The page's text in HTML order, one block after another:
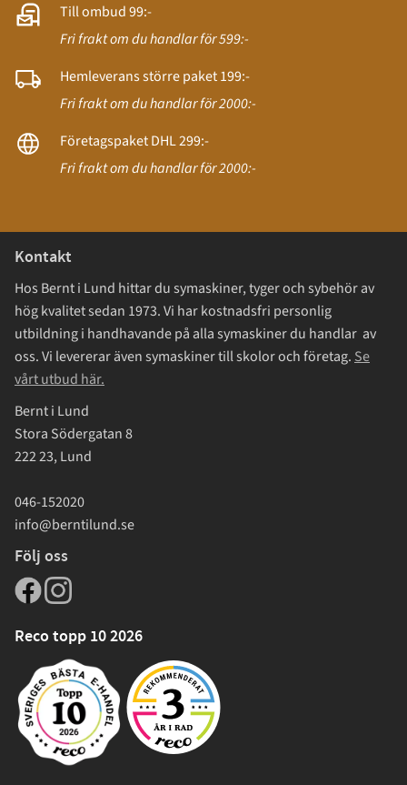
Till ombud 99:-
Fri frakt om du handlar för 599:-
Hemleverans större paket 199:-
Fri frakt om du handlar för 2000:-
Företagspaket DHL 299:-
Fri frakt om du handlar för 2000:-
Kontakt
Hos Bernt i Lund hittar du symaskiner, tyger och sybehör av
hög kvalitet sedan 1973. Vi har kostnadsfri personlig
utbildning i handhavande på alla symaskiner du handlar av
oss. Vi levererar även symaskiner till skolor och företag. Se
vårt utbud här.
Bernt i Lund
Stora Södergatan 8
222 23, Lund
046-152020
info@berntilund.se
Följ oss
Reco topp 10 2026